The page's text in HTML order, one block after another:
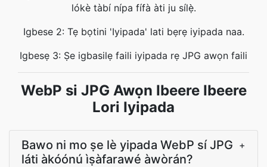
lókè tàbí nípa fífà àti ju sílẹ̀.
Igbese 2: Tẹ bọtini 'Iyipada' lati bẹrẹ iyipada naa.
Igbesẹ 3: Ṣe igbasilẹ faili iyipada rẹ JPG awọn faili
WebP si JPG Awọn Ibeere Ibeere
Lori Iyipada
Bawo ni mo ṣe lè yipada WebP sí JPG
láti àkóónú ìṣàfarawé àwòrán?
+